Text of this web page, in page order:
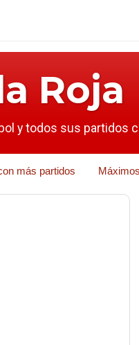
Roja
y todos sus partidos
más partidos